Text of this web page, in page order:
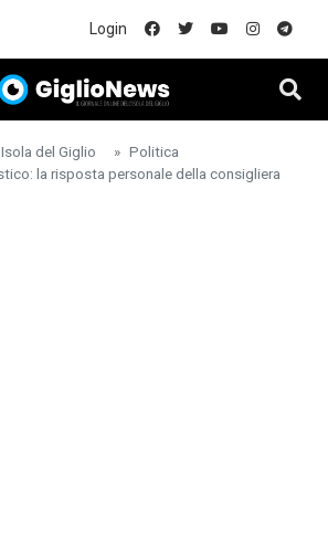
Login
Isola del Giglio
Politica
la risposta personale della consigliera